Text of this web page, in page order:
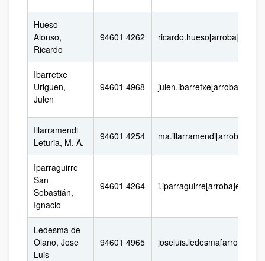
Hueso
Alonso,
Ricardo
94601 4262
Ibarretxe
Uriguen,
Julen
94601 4968
Illarramendi
Leturia, M. A.
94601 4254
Iparraguirre
San
Sebastián,
Ignacio
94601 4264 i.iparraguirre[arroba]ehu.eus
Ledesma de
Olano, Jose
Luis
94601 4965